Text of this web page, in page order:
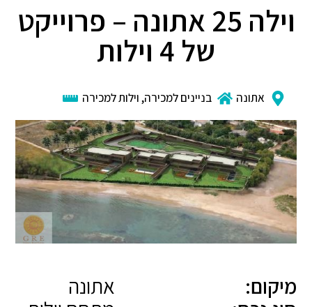
וילה 25 אתונה – פרוייקט
של 4 וילות
אתונה בניינים למכירה,וילות למכירה
מיקום:
אתונה